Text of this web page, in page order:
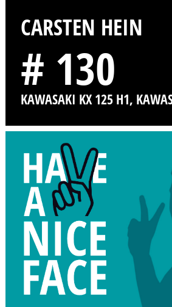
CARSTEN HEIN
# 130
KAWASAKI KX 125 H1,